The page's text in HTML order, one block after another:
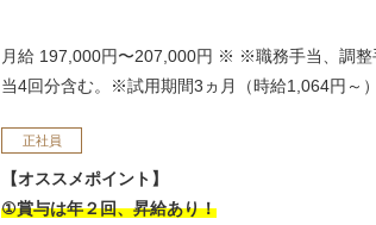
月給 197,000円〜207,000円 ※ ※職務手当、調整
当4回分含む。※試用期間3ヵ月（時給1,064円～）
正社員
【オススメポイント】
①賞与は年２回、昇給あり！